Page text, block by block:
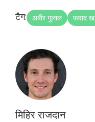
टैग: अबीर गुलाल फवाद
मिहिर राजदान